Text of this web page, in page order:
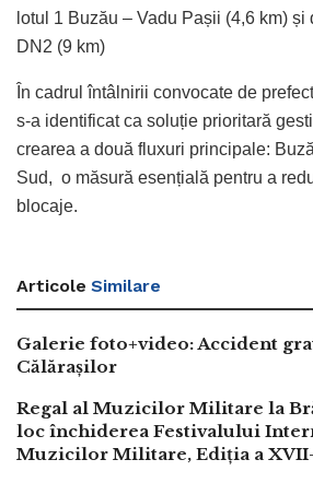
lotul 1 Buzău – Vadu Pașii (4,6 km) și
DN2 (9 km)
În cadrul întâlnirii convocate de
s-a identificat ca soluție prioritară
crearea a două fluxuri principale:
Sud, o măsură esențială pentru a
Articole Similare
Galerie foto+video: Accident
Călărașilor
Regal al Muzicilor Militare la
loc închiderea Festivalului
Muzicilor Militare, Ediția a